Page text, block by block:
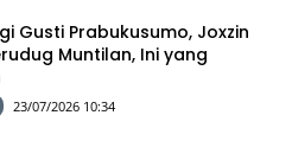
Gusti Prabukusumo, Joxzin
Muntilan, Ini yang
23/07/2026 10:34